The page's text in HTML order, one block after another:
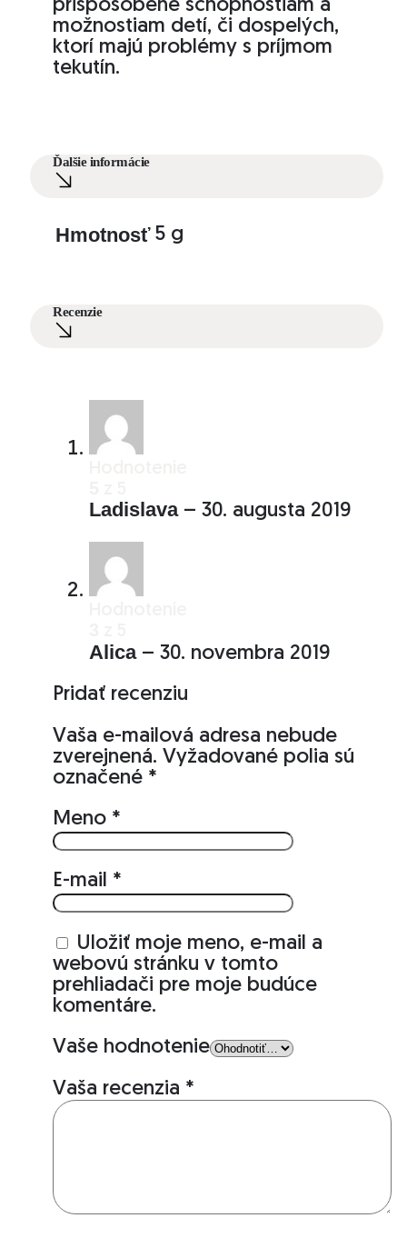
prispôsobené schopnostiam a
možnostiam detí, či dospelých,
ktorí majú problémy s príjmom
tekutín.
Ďalšie informácie
Hmotnosť 5 g
Recenzie
Ladislava – 30. augusta 2019
Alica – 30. novembra 2019
Pridať recenziu
Vaša e-mailová adresa nebude
zverejnená. Vyžadované polia sú
označené *
Meno *
E-mail *
Uložiť moje meno, e-mail a
webovú stránku v tomto
prehliadači pre moje budúce
komentáre.
Vaše hodnotenie
Vaša recenzia *